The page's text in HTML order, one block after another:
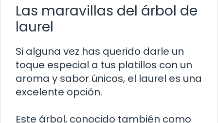
Las maravillas del árbol de
laurel
Si alguna vez has querido darle un
toque especial a tus platillos con un
aroma y sabor únicos, el laurel es una
excelente opción.
Este árbol, conocido también como